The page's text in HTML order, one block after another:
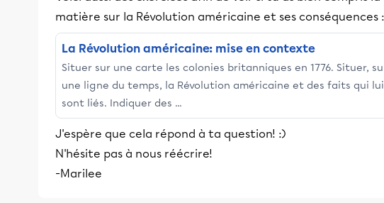
matière sur la Révolution américaine et ses conséquences :
La Révolution américaine: mise en contexte
Situer sur une carte les colonies britanniques en 1776. Situer,
une ligne du temps, la Révolution américaine et des faits qui lui
sont liés. Indiquer des ...
J'espère que cela répond à ta question! :)
N'hésite pas à nous réécrire!
-Marilee